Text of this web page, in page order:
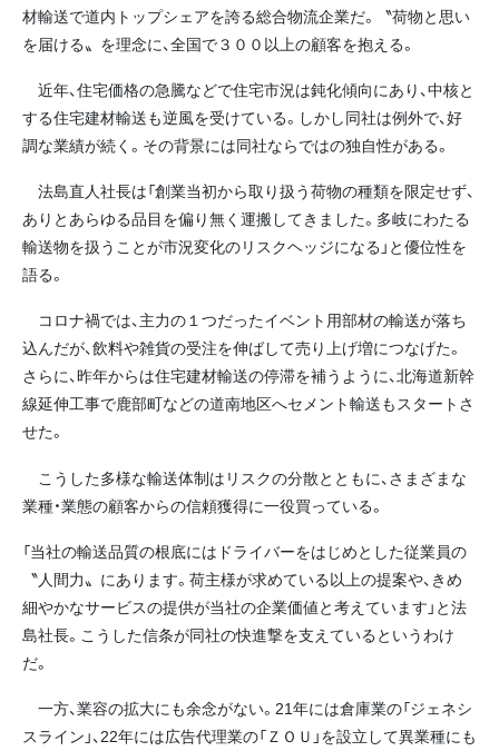
材輸送で道内トップシェアを誇る総合物流企業だ。〝荷物と思い
を届ける〟を理念に、全国で３００以上の顧客を抱える。
近年、住宅価格の急騰などで住宅市況は鈍化傾向にあり、中核と
する住宅建材輸送も逆風を受けている。しかし同社は例外で、好
調な業績が続く。その背景には同社ならではの独自性がある。
法島直人社長は「創業当初から取り扱う荷物の種類を限定せず、
ありとあらゆる品目を偏り無く運搬してきました。多岐にわたる
輸送物を扱うことが市況変化のリスクヘッジになる」と優位性を
語る。
コロナ禍では、主力の１つだったイベント用部材の輸送が落ち
込んだが、飲料や雑貨の受注を伸ばして売り上げ増につなげた。
さらに、昨年からは住宅建材輸送の停滞を補うように、北海道新幹
線延伸工事で鹿部町などの道南地区へセメント輸送もスタートさ
せた。
こうした多様な輸送体制はリスクの分散とともに、さまざまな
業種・業態の顧客からの信頼獲得に一役買っている。
「当社の輸送品質の根底にはドライバーをはじめとした従業員の
〝人間力〟にあります。荷主様が求めている以上の提案や、きめ
細やかなサービスの提供が当社の企業価値と考えています」と法
島社長。こうした信条が同社の快進撃を支えているというわけ
だ。
一方、業容の拡大にも余念がない。21年には倉庫業の「ジェネシ
スライン」、22年には広告代理業の「ＺＯＵ」を設立して異業種にも